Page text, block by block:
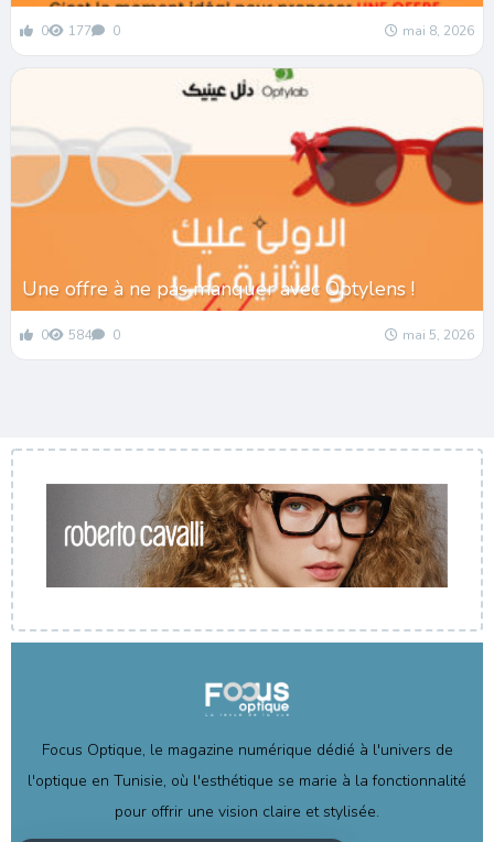
0 177 0 mai 8, 2026
Une offre à ne pas manquer avec Optylens !
0 584 0 mai 5, 2026
Focus Optique, le magazine numérique dédié à l'univers de
l'optique en Tunisie, où l'esthétique se marie à la fonctionnalité
pour offrir une vision claire et stylisée.